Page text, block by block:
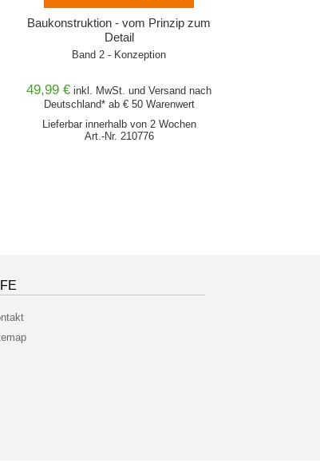
Baukonstruktion - vom Prinzip zum
Detail
Band 2 - Konzeption
49,99 € inkl. MwSt. und Versand nach
Deutschland* ab € 50 Warenwert
Lieferbar innerhalb von 2 Wochen
Art.-Nr. 210776